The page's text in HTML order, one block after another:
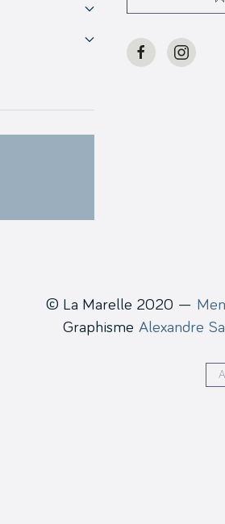
© La Marelle 2020 —
Graphisme Alexandre